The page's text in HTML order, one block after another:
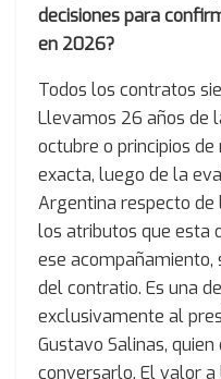
decisiones para
en 2026?
Todos los contratos
Llevamos 26 años de
octubre o principios
exacta, luego de la
Argentina respecto de
los atributos que esta
ese
del contratio. Es una
exclusivamente al
Gustavo Salinas,
conversarlo. El valor